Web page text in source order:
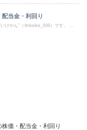
当金・利回り
けやん”（＠ikeike_009）です。 ...
価・配当金・利回り